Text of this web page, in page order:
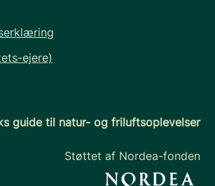
ejere)
guide til natur- og friluftsoplevelser
Støttet af Nordea-fonden